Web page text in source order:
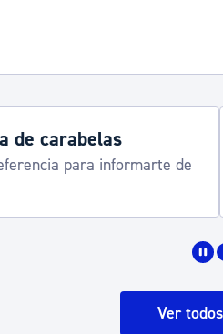
de carabelas
para informarte de
Ver